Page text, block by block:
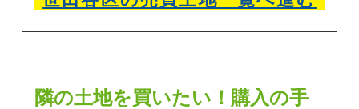
隣の土地を買いたい！購入の手